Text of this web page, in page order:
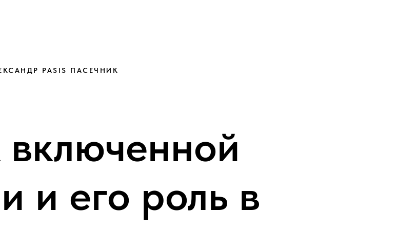
PASIS ПАСЕЧНИК
и его роль в